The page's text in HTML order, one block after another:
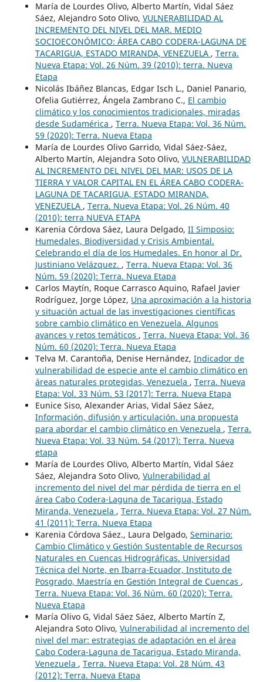
María de Lourdes Olivo, Alberto Martín, Vidal Sáez
Sáez, Alejandro Soto Olivo, VULNERABILIDAD AL
INCREMENTO DEL NIVEL DEL MAR. MEDIO
SOCIOECONÓMICO: ÁREA CABO CODERA-LAGUNA DE
TACARIGUA, ESTADO MIRANDA, VENEZUELA , Terra.
Nueva Etapa: Vol. 26 Núm. 39 (2010): terra. Nueva
Etapa
Nicolás Ibáñez Blancas, Edgar Isch L., Daniel Panario,
Ofelia Gutiérrez, Ángela Zambrano C., El cambio
climático y los conocimientos tradicionales, miradas
desde Sudamérica , Terra. Nueva Etapa: Vol. 36 Núm.
59 (2020): Terra. Nueva Etapa
María de Lourdes Olivo Garrido, Vidal Sáez-Sáez,
Alberto Martín, Alejandra Soto Olivo, VULNERABILIDAD
AL INCREMENTO DEL NIVEL DEL MAR: USOS DE LA
TIERRA Y VALOR CAPITAL EN EL ÁREA CABO CODERA-
LAGUNA DE TACARIGUA, ESTADO MIRANDA,
VENEZUELA , Terra. Nueva Etapa: Vol. 26 Núm. 40
(2010): terra NUEVA ETAPA
Karenia Córdova Sáez, Laura Delgado, II Simposio:
Humedales, Biodiversidad y Crisis Ambiental.
Celebrando el día de los Humedales. En honor al Dr.
Justiniano Velázquez. , Terra. Nueva Etapa: Vol. 36
Núm. 59 (2020): Terra. Nueva Etapa
Carlos Maytín, Roque Carrasco Aquino, Rafael Javier
Rodríguez, Jorge López, Una aproximación a la historia
y situación actual de las investigaciones científicas
sobre cambio climático en Venezuela. Algunos
avances y retos temáticos , Terra. Nueva Etapa: Vol. 36
Núm. 60 (2020): Terra. Nueva Etapa
Telva M. Carantoña, Denise Hernández, Indicador de
vulnerabilidad de especie ante el cambio climático en
áreas naturales protegidas, Venezuela , Terra. Nueva
Etapa: Vol. 33 Núm. 53 (2017): Terra. Nueva Etapa
Eunice Siso, Alexander Arias, Vidal Sáez Sáez,
Información, difusión y articulación. una propuesta
para abordar el cambio climático en Venezuela , Terra.
Nueva Etapa: Vol. 33 Núm. 54 (2017): Terra. Nueva
etapa
María de Lourdes Olivo, Alberto Martín, Vidal Sáez
Sáez, Alejandra Soto Olivo, Vulnerabilidad al
incremento del nivel del mar pérdida de tierra en el
área Cabo Codera-Laguna de Tacarigua, Estado
Miranda, Venezuela , Terra. Nueva Etapa: Vol. 27 Núm.
41 (2011): Terra. Nueva Etapa
Karenia Córdova Sáez., Laura Delgado, Seminario:
Cambio Climático y Gestión Sustentable de Recursos
Naturales en Cuencas Hidrográficas. Universidad
Técnica del Norte, en Ibarra-Ecuador, Instituto de
Posgrado, Maestría en Gestión Integral de Cuencas ,
Terra. Nueva Etapa: Vol. 36 Núm. 60 (2020): Terra.
Nueva Etapa
María Olivo G, Vidal Sáez Sáez, Alberto Martín Z,
Alejandra Soto Olivo, Vulnerabilidad al incremento del
nivel del mar: estrategias de adaptación en el área
Cabo Codera-Laguna de Tacarigua, Estado Miranda,
Venezuela , Terra. Nueva Etapa: Vol. 28 Núm. 43
(2012): Terra. Nueva Etapa